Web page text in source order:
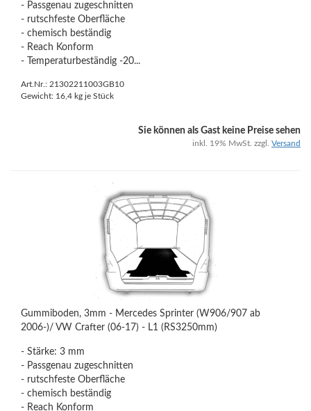
- Passgenau zugeschnitten
- rutschfeste Oberfläche
- chemisch beständig
- Reach Konform
- Temperaturbeständig -20...
Art.Nr.: 21302211003GB10
Gewicht: 16,4 kg je Stück
Sie können als Gast keine Preise sehen
inkl. 19% MwSt. zzgl. Versand
Gummiboden, 3mm - Mercedes Sprinter (W906/907 ab
2006-)/ VW Crafter (06-17) - L1 (RS3250mm)
- Stärke: 3 mm
- Passgenau zugeschnitten
- rutschfeste Oberfläche
- chemisch beständig
- Reach Konform